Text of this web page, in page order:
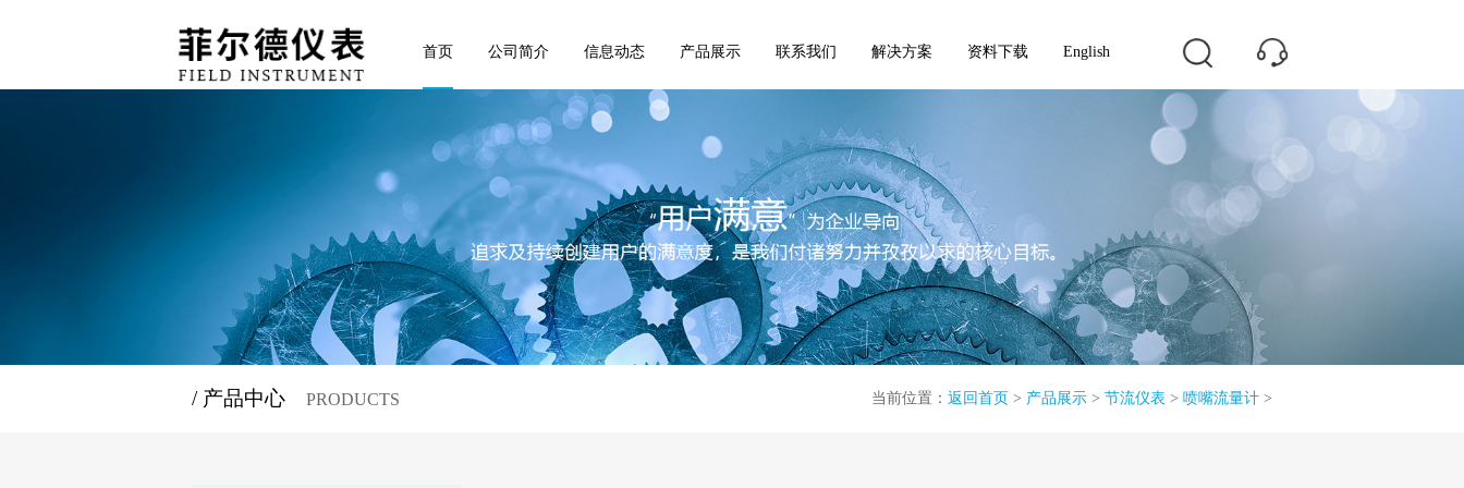
首页 公司简介 信息动态 产品展示 联系我们 解决方案 资料下载 English
/ 产品中心 PRODUCTS 当前位置： 返回首页 > 产品展示> 节流仪表 > 喷嘴流量计>